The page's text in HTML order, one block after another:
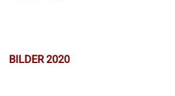
BILDER 2020